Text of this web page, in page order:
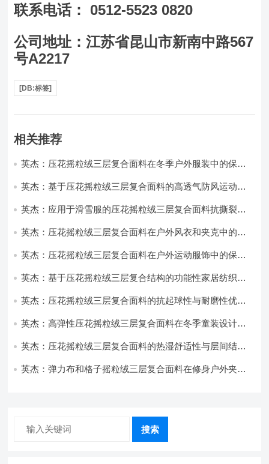
联系电话： 0512-5523 0820
公司地址：江苏省昆山市新南中路567
号A2217
[DB:标签]
相关推荐
英杰：压花摇粒绒三层复合面料在冬季户外服装中的保暖
英杰：基于压花摇粒绒三层复合面料的高透气防风运动服
英杰：应用于滑雪服的压花摇粒绒三层复合面料抗撕裂与
英杰：压花摇粒绒三层复合面料在户外风衣和夹克中的应
英杰：压花摇粒绒三层复合面料在户外运动服饰中的保暖
英杰：基于压花摇粒绒三层复合结构的功能性家居纺织品
英杰：压花摇粒绒三层复合面料的抗起球性与耐磨性优化
英杰：高弹性压花摇粒绒三层复合面料在冬季童装设计中
英杰：压花摇粒绒三层复合面料的热湿舒适性与层间结合
英杰：弹力布和格子摇粒绒三层复合面料在修身户外夹克
搜索